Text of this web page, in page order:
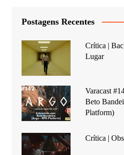
Postagens Recentes
Crítica |
Lugar
Varacast
Beto
Platform)
Crítica |